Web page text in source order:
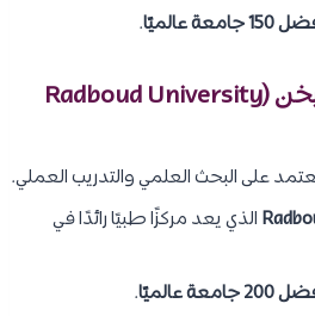
جامعة عالميًا .
5. جامعة رادبود نايميخن (Radboud University
على البحث العلمي والتدريب العملي.
الذي يعد مركزًا طبيًا رائدًا في
جامعة عالميًا .